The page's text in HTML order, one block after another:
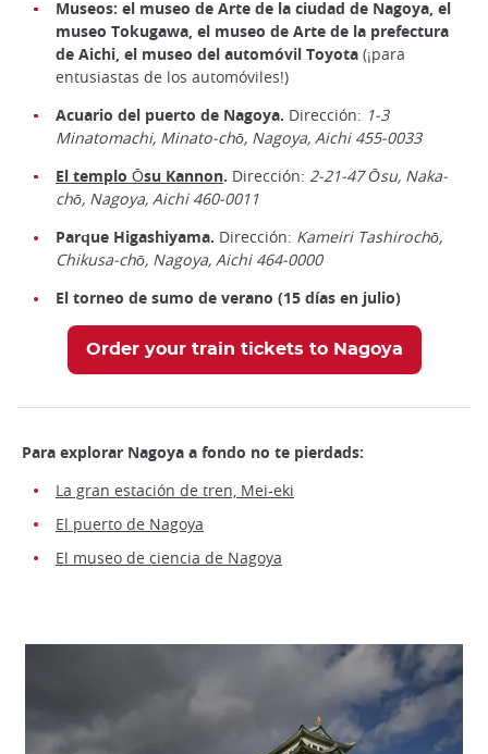
Museos: el museo de Arte de la ciudad de Nagoya, el
museo Tokugawa, el museo de Arte de la prefectura
de Aichi, el museo del automóvil Toyota (¡para
entusiastas de los automóviles!)
Acuario del puerto de Nagoya. Dirección: 1-3
Minatomachi, Minato-chō, Nagoya, Aichi 455-0033
El templo Ōsu Kannon. Dirección: 2-21-47 Ōsu, Naka-
chō, Nagoya, Aichi 460-0011
Parque Higashiyama. Dirección: Kameiri Tashirochō,
Chikusa-chō, Nagoya, Aichi 464-0000
El torneo de sumo de verano (15 días en julio)
Order your train tickets to Nagoya
Para explorar Nagoya a fondo no te pierdads:
La gran estación de tren, Mei-eki
El puerto de Nagoya
El museo de ciencia de Nagoya